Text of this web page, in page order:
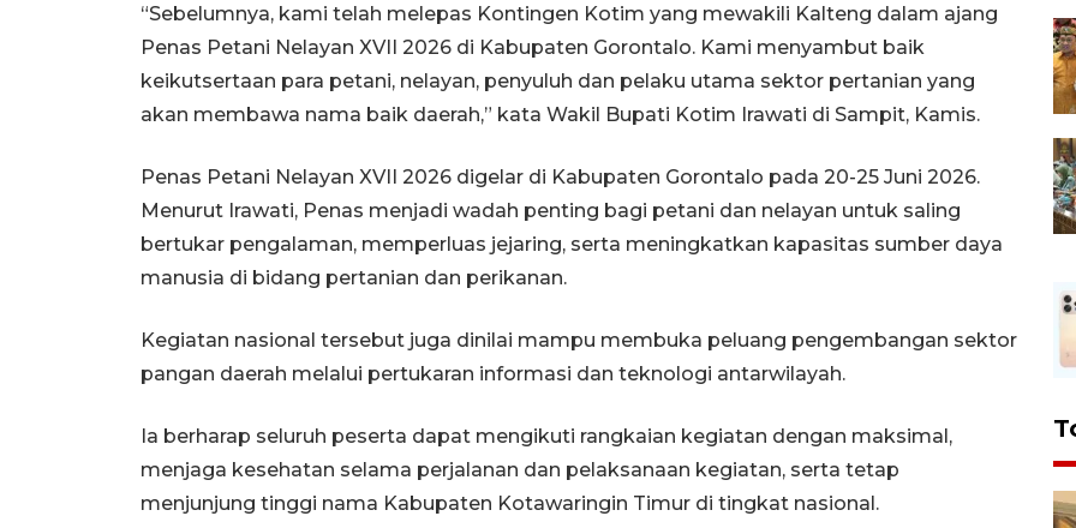
“Sebelumnya, kami telah melepas Kontingen Kotim yang mewakili Kalteng dalam ajang
Penas Petani Nelayan XVII 2026 di Kabupaten Gorontalo. Kami menyambut baik
keikutsertaan para petani, nelayan, penyuluh dan pelaku utama sektor pertanian yang
akan membawa nama baik daerah,” kata Wakil Bupati Kotim Irawati di Sampit, Kamis.
Penas Petani Nelayan XVII 2026 digelar di Kabupaten Gorontalo pada 20-25 Juni 2026.
Menurut Irawati, Penas menjadi wadah penting bagi petani dan nelayan untuk saling
bertukar pengalaman, memperluas jejaring, serta meningkatkan kapasitas sumber daya
manusia di bidang pertanian dan perikanan.
Kegiatan nasional tersebut juga dinilai mampu membuka peluang pengembangan sektor
pangan daerah melalui pertukaran informasi dan teknologi antarwilayah.
Ia berharap seluruh peserta dapat mengikuti rangkaian kegiatan dengan maksimal,
menjaga kesehatan selama perjalanan dan pelaksanaan kegiatan, serta tetap
menjunjung tinggi nama Kabupaten Kotawaringin Timur di tingkat nasional.